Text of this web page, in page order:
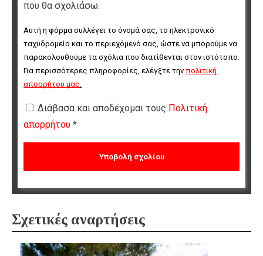
που θα σχολιάσω.
Αυτή η φόρμα συλλέγει το όνομά σας, το ηλεκτρονικό
ταχυδρομείο και το περιεχόμενό σας, ώστε να μπορούμε να
παρακολουθούμε τα σχόλια που διατίθενται στον ιστότοπο.
Για περισσότερες πληροφορίες, ελέγξτε την πολιτική
απορρήτου μας.
Διάβασα και αποδέχομαι τους Πολιτική
απορρήτου *
Σχετικές αναρτήσεις